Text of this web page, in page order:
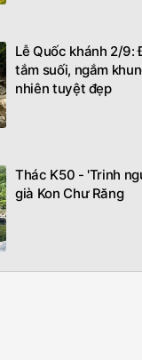
Lễ Quốc khánh 2/9:
tắm suối, ngắm
nhiên tuyệt đẹp
Thác K50 - 'Trinh
già Kon Chư Răng